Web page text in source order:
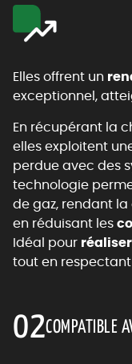
02COMPATIBLE
Elles offrent un
exceptionnel,
En récupérant la
elles exploitent
perdue avec des
technologie
de gaz, rendant
en réduisant les
Idéal pour
tout en respectant